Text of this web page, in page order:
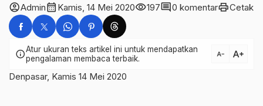
account_circleAdmincalendar_month Kamis, 14 Mei 2020visibility197comment0 komentarprintCetak
infoAtur ukuran teks artikel ini untuk mendapatkan
pengalaman membaca terbaik.
text_decrease text_increase
Denpasar, Kamis 14 Mei 2020